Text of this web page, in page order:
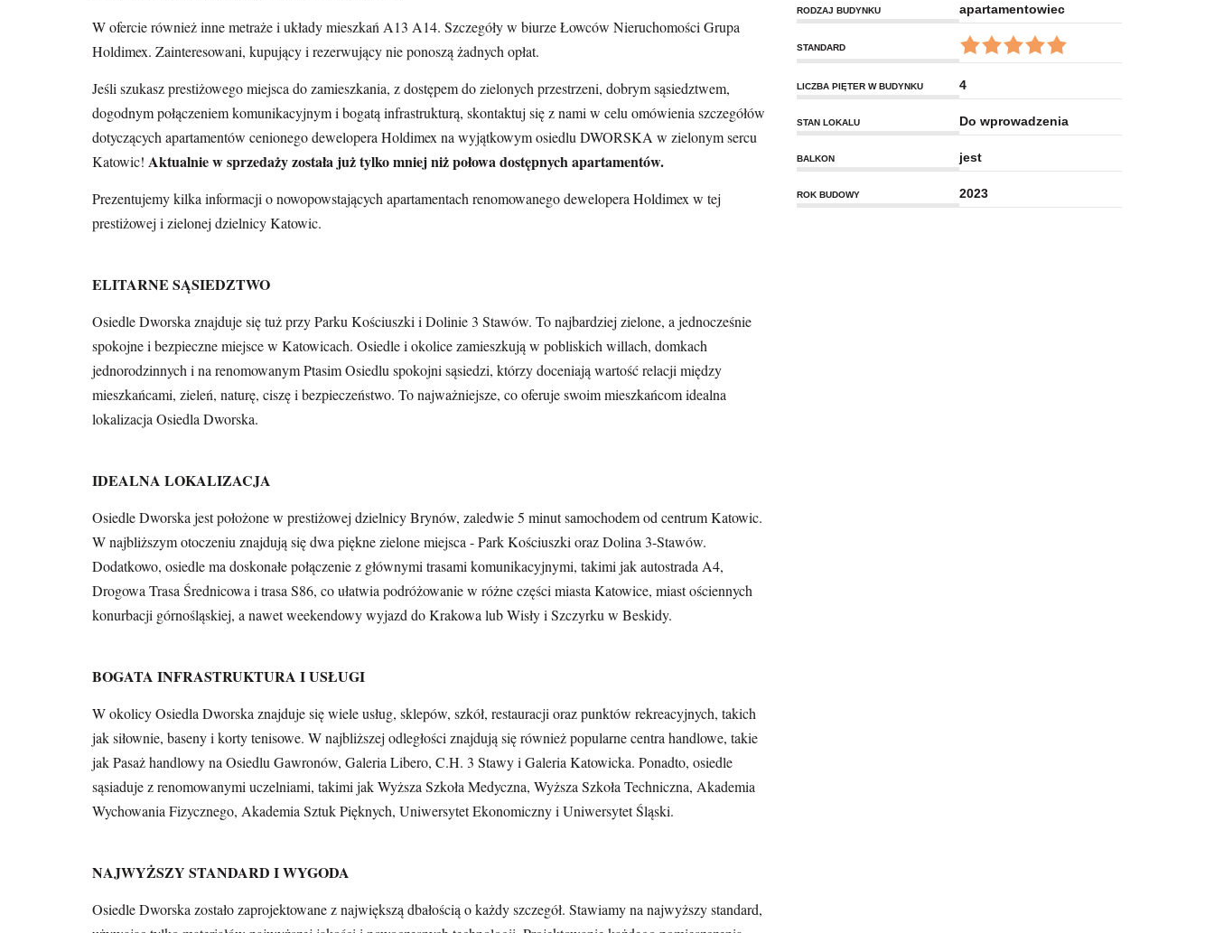
W ofercie również inne metraże i układy mieszkań A13 A14. Szczegóły w biurze Łowców Nieruchomości Grupa
Holdimex. Zainteresowani, kupujący i rezerwujący nie ponoszą żadnych opłat.
Jeśli szukasz prestiżowego miejsca do zamieszkania, z dostępem do zielonych przestrzeni, dobrym sąsiedztwem,
dogodnym połączeniem komunikacyjnym i bogatą infrastrukturą, skontaktuj się z nami w celu omówienia szczegółów
dotyczących apartamentów cenionego dewelopera Holdimex na wyjątkowym osiedlu DWORSKA w zielonym sercu
Katowic! Aktualnie w sprzedaży została już tylko mniej niż połowa dostępnych apartamentów.
Prezentujemy kilka informacji o nowopowstających apartamentach renomowanego dewelopera Holdimex w tej
prestiżowej i zielonej dzielnicy Katowic.
ELITARNE SĄSIEDZTWO
Osiedle Dworska znajduje się tuż przy Parku Kościuszki i Dolinie 3 Stawów. To najbardziej zielone, a jednocześnie
spokojne i bezpieczne miejsce w Katowicach. Osiedle i okolice zamieszkują w pobliskich willach, domkach
jednorodzinnych i na renomowanym Ptasim Osiedlu spokojni sąsiedzi, którzy doceniają wartość relacji między
mieszkańcami, zieleń, naturę, ciszę i bezpieczeństwo. To najważniejsze, co oferuje swoim mieszkańcom idealna
lokalizacja Osiedla Dworska.
IDEALNA LOKALIZACJA
Osiedle Dworska jest położone w prestiżowej dzielnicy Brynów, zaledwie 5 minut samochodem od centrum Katowic.
W najbliższym otoczeniu znajdują się dwa piękne zielone miejsca - Park Kościuszki oraz Dolina 3-Stawów.
Dodatkowo, osiedle ma doskonałe połączenie z głównymi trasami komunikacyjnymi, takimi jak autostrada A4,
Drogowa Trasa Średnicowa i trasa S86, co ułatwia podróżowanie w różne części miasta Katowice, miast ościennych
konurbacji górnośląskiej, a nawet weekendowy wyjazd do Krakowa lub Wisły i Szczyrku w Beskidy.
BOGATA INFRASTRUKTURA I USŁUGI
W okolicy Osiedla Dworska znajduje się wiele usług, sklepów, szkół, restauracji oraz punktów rekreacyjnych, takich
jak siłownie, baseny i korty tenisowe. W najbliższej odległości znajdują się również popularne centra handlowe, takie
jak Pasaż handlowy na Osiedlu Gawronów, Galeria Libero, C.H. 3 Stawy i Galeria Katowicka. Ponadto, osiedle
sąsiaduje z renomowanymi uczelniami, takimi jak Wyższa Szkoła Medyczna, Wyższa Szkoła Techniczna, Akademia
Wychowania Fizycznego, Akademia Sztuk Pięknych, Uniwersytet Ekonomiczny i Uniwersytet Śląski.
NAJWYŻSZY STANDARD I WYGODA
Osiedle Dworska zostało zaprojektowane z największą dbałością o każdy szczegół. Stawiamy na najwyższy standard,
RODZAJ BUDYNKU apartamentowiec
STANDARD
LICZBA PIĘTER W BUDYNKU 4
STAN LOKALU Do wprowadzenia
BALKON jest
ROK BUDOWY 2023